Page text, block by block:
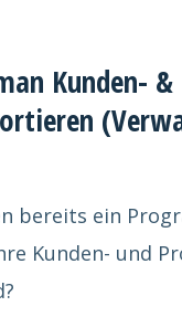
Kunden-
bereits ein
Kunden- und